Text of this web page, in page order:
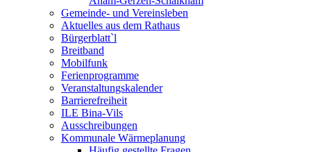
Gemeinde- und Vereinsleben
Aktuelles aus dem Rathaus
Bürgerblatt`l
Breitband
Mobilfunk
Ferienprogramme
Veranstaltungskalender
Barrierefreiheit
ILE Bina-Vils
Ausschreibungen
Kommunale Wärmeplanung